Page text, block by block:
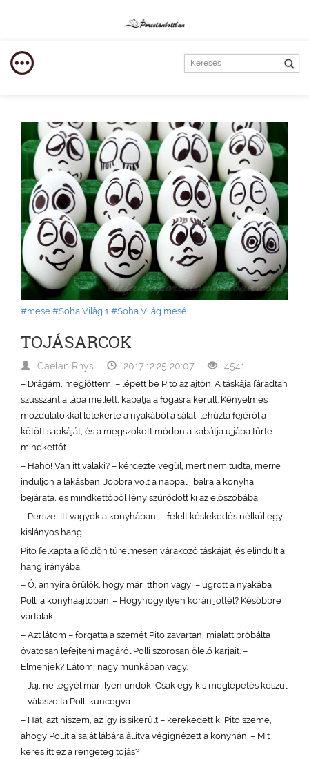
#mese #Soha Világ 1 #Soha Világ meséi
TOJÁSARCOK
Caelan Rhys 2017.12.25 20:07 4541
– Drágám, megjöttem! – lépett be Pito az ajtón. A táskája fáradtan
szusszant a lába mellett, kabátja a fogasra került. Kényelmes
mozdulatokkal letekerte a nyakából a sálat, lehúzta fejéről a
kötött sapkáját, és a megszokott módon a kabátja ujjába tűrte
mindkettőt.
– Hahó! Van itt valaki? – kérdezte végül, mert nem tudta, merre
induljon a lakásban. Jobbra volt a nappali, balra a konyha
bejárata, és mindkettőből fény szűrődött ki az előszobába.
– Persze! Itt vagyok a konyhában! – felelt késlekedés nélkül egy
kislányos hang.
Pito felkapta a földön türelmesen várakozó táskáját, és elindult a
hang irányába.
– Ó, annyira örülök, hogy már itthon vagy! – ugrott a nyakába
Polli a konyhaajtóban. – Hogyhogy ilyen korán jöttél? Későbbre
vártalak.
– Azt látom – forgatta a szemét Pito zavartan, mialatt próbálta
óvatosan lefejteni magáról Polli szorosan ölelő karjait. –
Elmenjek? Látom, nagy munkában vagy.
– Jaj, ne legyél már ilyen undok! Csak egy kis meglepetés készül
– válaszolta Polli kuncogva.
– Hát, azt hiszem, az így is sikerült – kerekedett ki Pito szeme,
ahogy Pollit a saját lábára állítva végignézett a konyhán. – Mit
keres itt ez a rengeteg tojás?